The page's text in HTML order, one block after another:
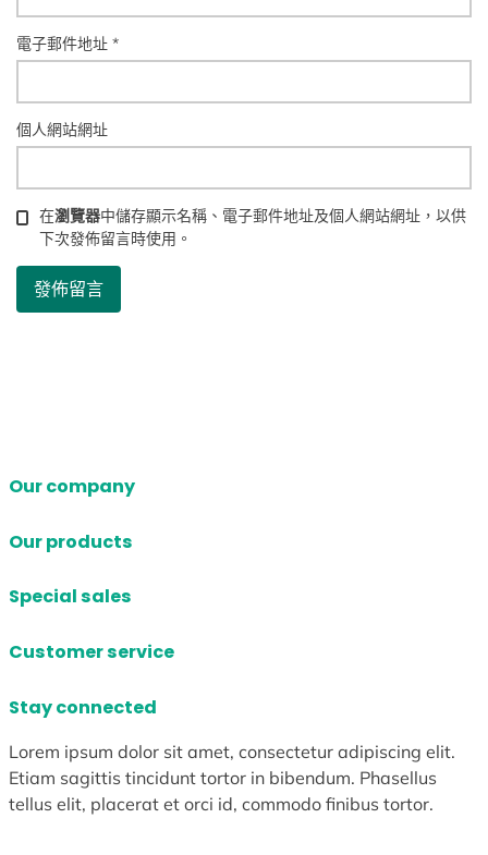
電子郵件地址*
個人網站網址
在瀏覽器中儲存顯示名稱、電子郵件地址及個人網站網址，以供
下次發佈留言時使用。
Our company
Our products
Special sales
Customer service
Stay connected
Lorem ipsum dolor sit amet, consectetur adipiscing elit.
Etiam sagittis tincidunt tortor in bibendum. Phasellus
tellus elit, placerat et orci id, commodo finibus tortor.